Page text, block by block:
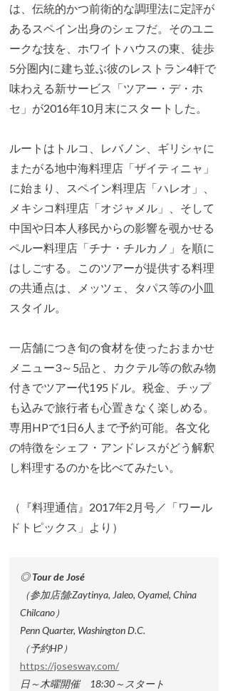
は、伝統的かつ前衛的な調理法に定評が
あるスペイン出身のシェフだ。そのユニ
ークな技を、ホワイトハウスの東、徒歩
5分圏内に建ち並ぶ彼のレストラン4軒で
味わえる新サービス「ツアー・デ・ホ
セ」が2016年10月末にスタートした。
ルートはトルコ、レバノン、ギリシャに
またがる地中海料理店「ザイティニャ」
に始まり、スペイン料理店「ハレオ」、
メキシコ料理店「オジャメル」、そして
中国や日本人移民からの影響を覗かせる
ペルー料理店「チナ・チルカノ」を順に
はしごする。このツアーが提供する料理
の共通点は、メッツェ、タパス等の小皿
スタイル。
一店舗につき旬の食材を使ったおまかせ
メニュー3～5品と、カクテル等の飲み物
付きでツアー代195ドル。税金、チップ
も込みで旅行者も心置きなく楽しめる。
専用HPで1日6人まで予約可能。各文化
の特徴をシェフ・アンドレスがどう解釈
し料理するのかを比べてみたい。
（『料理通信』2017年2月号／「ワール
ドトピックス」より）
◎ Tour de José
（参加店舗:Zaytinya, Jaleo, Oyamel, China
Chilcano）
Penn Quarter, Washington D.C.
（予約HP）
https://josesway.com/
日～木曜開催 18:30～スタート